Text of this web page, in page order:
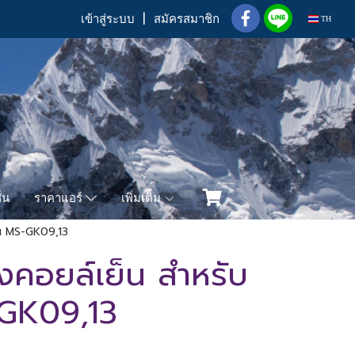
เข้าสู่ระบบ สมัครสมาชิก TH
น ราคาแอร์ เพิ่มเติม
GK09,13
คอยล์เย็น สำหรับ